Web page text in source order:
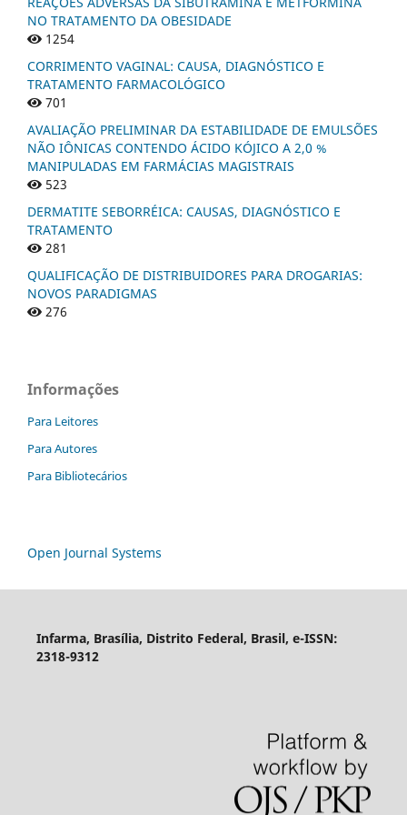
NO TRATAMENTO DA OBESIDADE
1254
CORRIMENTO VAGINAL: CAUSA, DIAGNÓSTICO E
TRATAMENTO FARMACOLÓGICO
701
AVALIAÇÃO PRELIMINAR DA ESTABILIDADE DE EMULSÕES
NÃO IÔNICAS CONTENDO ÁCIDO KÓJICO A 2,0 %
MANIPULADAS EM FARMÁCIAS MAGISTRAIS
523
DERMATITE SEBORRÉICA: CAUSAS, DIAGNÓSTICO E
TRATAMENTO
281
QUALIFICAÇÃO DE DISTRIBUIDORES PARA DROGARIAS:
NOVOS PARADIGMAS
276
Informações
Para Leitores
Para Autores
Para Bibliotecários
Open Journal Systems
Infarma, Brasília, Distrito Federal, Brasil, e-ISSN:
2318-9312